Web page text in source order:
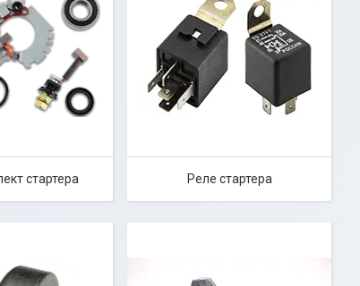
стартера Реле стартера